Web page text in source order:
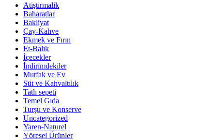
Atiştirmalik
Baharatlar
Bakliyat
Çay-Kahve
Ekmek ve Fırın
Et-Balık
İçecekler
İndirimdekiler
Mutfak ve Ev
Süt ve Kahvaltılık
Tatlı sepeti
Temel Gıda
Turşu ve Konserve
Uncategorized
Yaren-Naturel
Yöresel Ürünler